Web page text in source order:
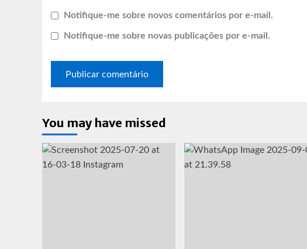
Notifique-me sobre novos comentários por e-mail.
Notifique-me sobre novas publicações por e-mail.
You may have missed